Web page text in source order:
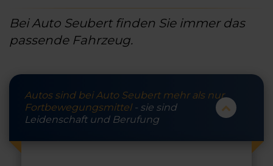
Bei Auto Seubert finden Sie immer das
passende Fahrzeug.
Autos sind bei Auto Seubert mehr als nur
Fortbewegungsmittel - sie sind
Leidenschaft und Berufung